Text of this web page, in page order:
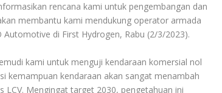
rencana kami untuk pengembangan dan
membantu kami mendukung operator armada
Automotive di First Hydrogen, Rabu (2/3/2023).
kami untuk menguji kendaraan komersial nol
kemampuan kendaraan akan sangat menambah
Mengingat target 2030, pengetahuan ini